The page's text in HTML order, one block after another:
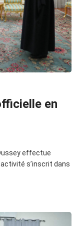
en
effectue
s’inscrit dans